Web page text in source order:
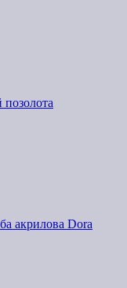
акрилова Dora